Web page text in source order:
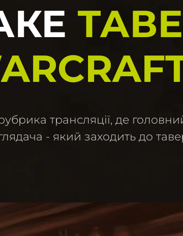
трансляції, де
- який заходить до